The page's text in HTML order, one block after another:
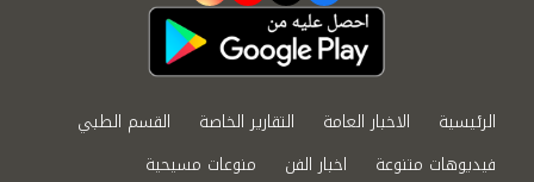
الرئيسية الاخبار العامة التقارير الخاصة
القسم الطبي
فيديوهات متنوعة
اخبار الفن
منوعات مسيحية